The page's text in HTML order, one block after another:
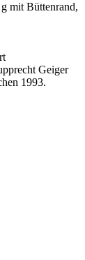
mit Büttenrand,
Geiger
1993.